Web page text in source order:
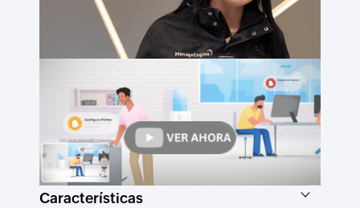
Características